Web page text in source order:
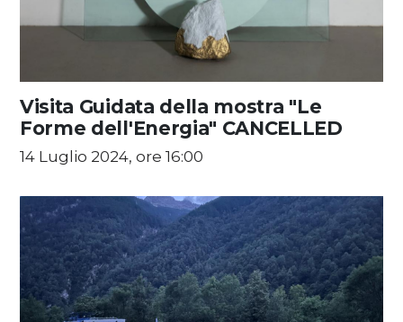
Visita Guidata della mostra "Le
Forme dell'Energia" CANCELLED
14 Luglio 2024, ore 16:00